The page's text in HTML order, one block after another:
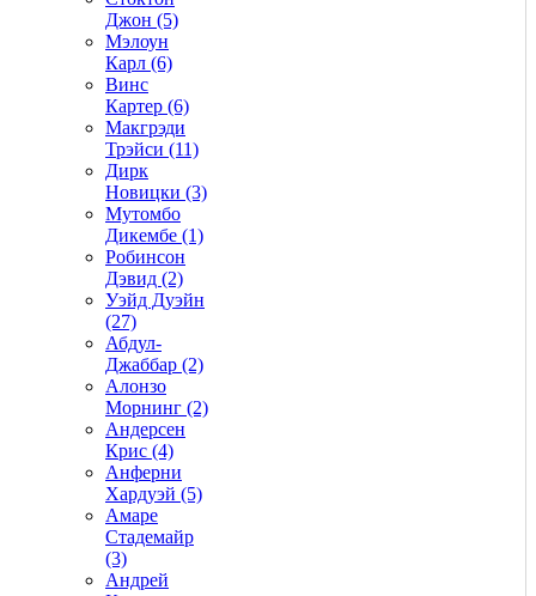
Джон (5)
Мэлоун
Карл (6)
Винс
Картер (6)
Макгрэди
Трэйси (11)
Дирк
Новицки (3)
Мутомбо
Дикембе (1)
Робинсон
Дэвид (2)
Уэйд Дуэйн
(27)
Абдул-
Джаббар (2)
Алонзо
Морнинг (2)
Андерсен
Крис (4)
Анферни
Xардуэй (5)
Амаре
Стадемайр
(3)
Андрей